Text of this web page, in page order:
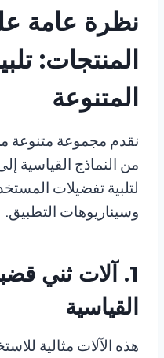
نظرة عامة
المنتجات:
المتنوعة
نقدم مجموعة متنوعة
لتلبية تفضيلات
وسيناريوهات التطبيق.
1. آلات ثني
القياسية
هذه الآلات مثالية